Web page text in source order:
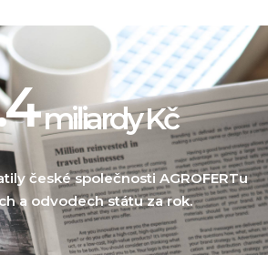
miliardy Kč
české společnosti AGROFERTu
a odvodech státu za rok.